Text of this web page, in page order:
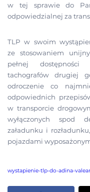
w tej sprawie do
odpowiedzialnej za
TLP w swoim
ze stosowaniem
pełnej
tachografów drugiej
odroczenie co
odpowiednich
w transporcie
wyłączonych spod
załadunku i
pojazdami
wystapienie-tlp-do-adina-